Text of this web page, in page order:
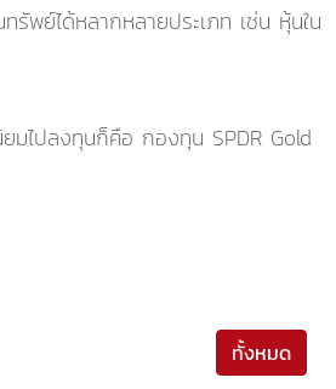
พย์ได้หลากหลายประเภท เช่น หุ้นใน
มไปลงทุนก็คือ กองทุน SPDR Gold
ทั้งหมด